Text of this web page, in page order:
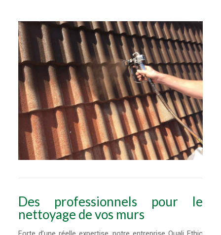
Des professionnels pour le
nettoyage de vos murs